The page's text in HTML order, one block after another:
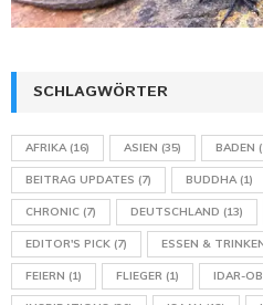
SCHLAGWÖRTER
AFRIKA(16) ASIEN (35) BADEN
BEITRAG UPDATES (7) BUDDHA(1)
CHRONIC (7) DEUTSCHLAND (13)
EDITOR'S PICK (7) ESSEN &
FEIERN (1) FLIEGER (1) IDAR-